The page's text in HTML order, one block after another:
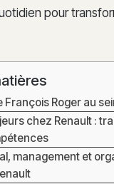
pour
François Roger au
chez Renault :
management et